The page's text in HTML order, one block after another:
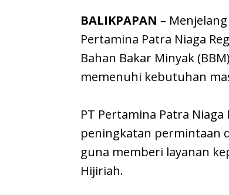
BALIKPAPAN –
Pertamina Patra Niaga
Bahan Bakar Minyak
memenuhi kebutuhan
PT Pertamina Patra
peningkatan permintaan
guna memberi layanan
Hijiriah.